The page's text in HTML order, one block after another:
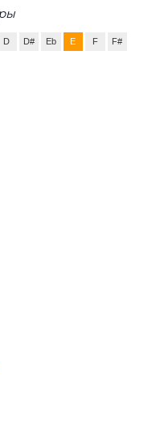
D D# Eb E F F#